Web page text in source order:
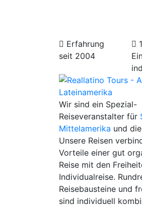
Erfahrung
seit 2004
Wir sind ein Spezial-
Reiseveranstalter für
Mittelamerika und die
Unsere Reisen
Vorteile einer gut
Reise mit den
Individualreise.
Reisebausteine und
sind individuell